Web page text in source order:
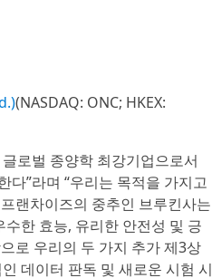
(NASDAQ: ONC; HKEX:
로벌 종양학 최강기업으로서
”라며 “우리는 목적을 가지고
랜차이즈의 중추인 브루킨사는
한 효능, 유리한 안전성 및 긍
로 우리의 두 가지 추가 제3상
데이터 판독 및 새로운 시험 시